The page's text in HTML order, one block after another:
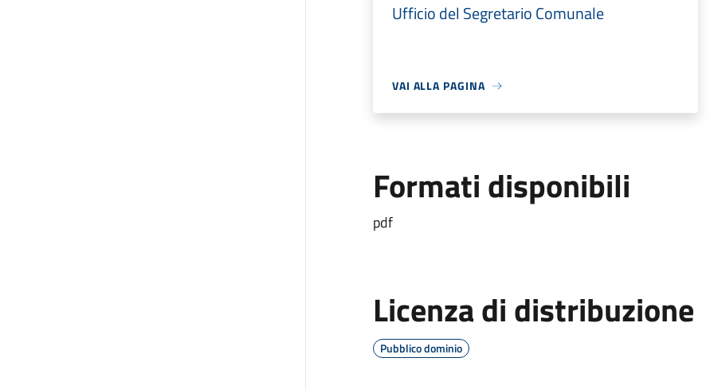
Ufficio del Segretario Comunale
VAI ALLA PAGINA
Formati disponibili
pdf
Licenza di distribuzione
Pubblico dominio